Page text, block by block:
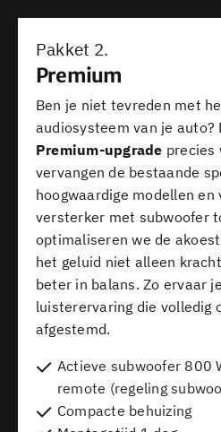
Pakket 2.
Premium
Ben je niet tevreden met
audiosysteem van je auto?
Premium-upgrade precies
vervangen de bestaande
hoogwaardige modellen en
versterker met subwoofer
optimaliseren we de
het geluid niet alleen
beter in balans. Zo ervaar
luisterervaring die volledig
afgestemd.
Actieve subwoofer 800
remote (regeling
Compacte behuizing